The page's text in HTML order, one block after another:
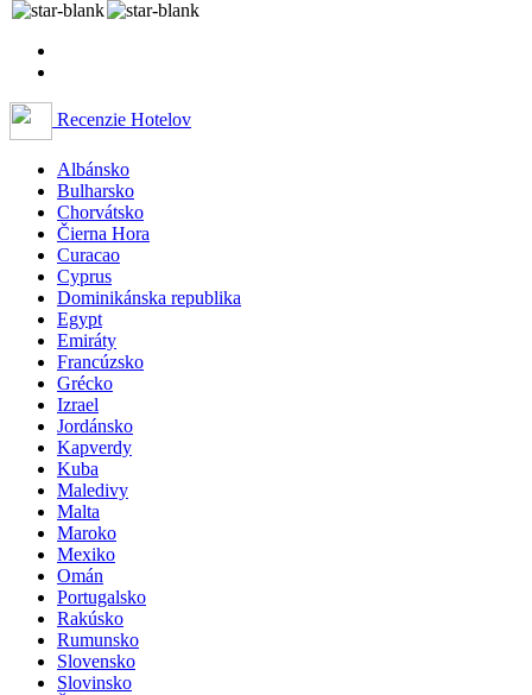
Recenzie Hotelov
Albánsko
Bulharsko
Chorvátsko
Čierna Hora
Curacao
Cyprus
Dominikánska republika
Egypt
Emiráty
Francúzsko
Grécko
Izrael
Jordánsko
Kapverdy
Kuba
Maledivy
Malta
Maroko
Mexiko
Omán
Portugalsko
Rakúsko
Rumunsko
Slovensko
Slovinsko